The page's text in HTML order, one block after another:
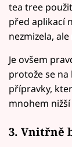
tea tree
před aplikací
nezmizela,
Je ovšem
protože se
přípravky,
mnohem
3. Vnitřně